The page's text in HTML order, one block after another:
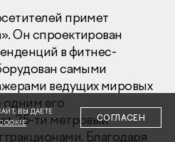
примет
Он спроектирован
в фитнес-
самыми
ведущих мировых
одним его
25-ти метровый
Благодаря
ВЫ ДАЕТЕ
СОГЛАСЕН